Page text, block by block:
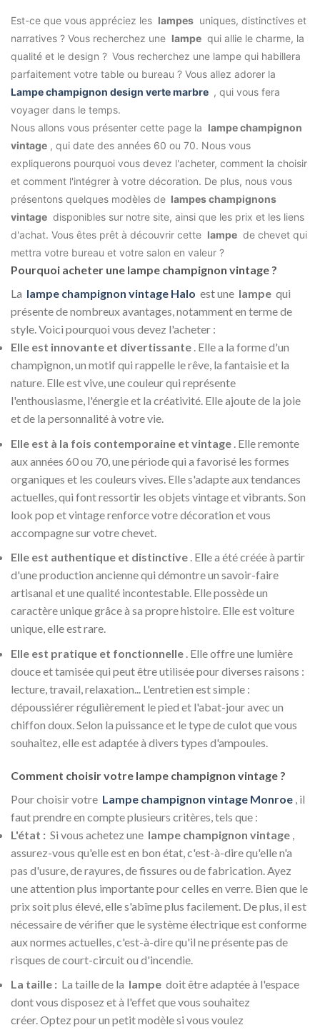
Est-ce que vous appréciez les lampes uniques, distinctives et
narratives ? Vous recherchez une lampe qui allie le charme, la
qualité et le design ? Vous recherchez une lampe qui habillera
parfaitement votre table ou bureau ? Vous allez adorer la
Lampe champignon design verte marbre , qui vous fera
voyager dans le temps.
Nous allons vous présenter cette page la lampe champignon
vintage , qui date des années 60 ou 70. Nous vous
expliquerons pourquoi vous devez l'acheter, comment la choisir
et comment l'intégrer à votre décoration. De plus, nous vous
présentons quelques modèles de lampes champignons
vintage disponibles sur notre site, ainsi que les prix et les liens
d'achat. Vous êtes prêt à découvrir cette lampe de chevet qui
mettra votre bureau et votre salon en valeur ?
Pourquoi acheter une lampe champignon vintage ?
La lampe champignon vintage Halo est une lampe qui
présente de nombreux avantages, notamment en terme de
style. Voici pourquoi vous devez l'acheter :
Elle est innovante et divertissante . Elle a la forme d'un
champignon, un motif qui rappelle le rêve, la fantaisie et la
nature. Elle est vive, une couleur qui représente
l'enthousiasme, l'énergie et la créativité. Elle ajoute de la joie
et de la personnalité à votre vie.
Elle est à la fois contemporaine et vintage . Elle remonte
aux années 60 ou 70, une période qui a favorisé les formes
organiques et les couleurs vives. Elle s'adapte aux tendances
actuelles, qui font ressortir les objets vintage et vibrants. Son
look pop et vintage renforce votre décoration et vous
accompagne sur votre chevet.
Elle est authentique et distinctive . Elle a été créée à partir
d'une production ancienne qui démontre un savoir-faire
artisanal et une qualité incontestable. Elle possède un
caractère unique grâce à sa propre histoire. Elle est voiture
unique, elle est rare.
Elle est pratique et fonctionnelle . Elle offre une lumière
douce et tamisée qui peut être utilisée pour diverses raisons :
lecture, travail, relaxation... L'entretien est simple :
dépoussiérer régulièrement le pied et l'abat-jour avec un
chiffon doux. Selon la puissance et le type de culot que vous
souhaitez, elle est adaptée à divers types d'ampoules.
Comment choisir votre lampe champignon vintage ?
Pour choisir votre Lampe champignon vintage Monroe , il
faut prendre en compte plusieurs critères, tels que :
L'état : Si vous achetez une lampe champignon vintage ,
assurez-vous qu'elle est en bon état, c'est-à-dire qu'elle n'a
pas d'usure, de rayures, de fissures ou de fabrication. Ayez
une attention plus importante pour celles en verre. Bien que le
prix soit plus élevé, elle s'abîme plus facilement. De plus, il est
nécessaire de vérifier que le système électrique est conforme
aux normes actuelles, c'est-à-dire qu'il ne présente pas de
risques de court-circuit ou d'incendie.
La taille : La taille de la lampe doit être adaptée à l'espace
dont vous disposez et à l'effet que vous souhaitez
créer. Optez pour un petit modèle si vous voulez